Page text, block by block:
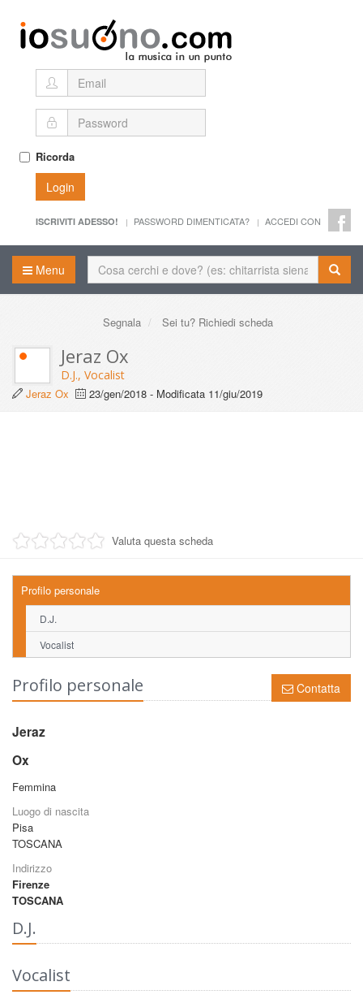
Ricorda
Login
ISCRIVITI ADESSO! PASSWORD DIMENTICATA? ACCEDI CON
Menu
Segnala Sei tu? Richiedi scheda
Jeraz Ox
D.J., Vocalist
Jeraz Ox
23/gen/2018 - Modificata 11/giu/2019
Valuta questa scheda
Profilo personale
D.J.
Vocalist
Contatta
Profilo personale
Jeraz
Ox
Femmina
Luogo di nascita
Pisa
TOSCANA
Indirizzo
Firenze
TOSCANA
D.J.
Vocalist